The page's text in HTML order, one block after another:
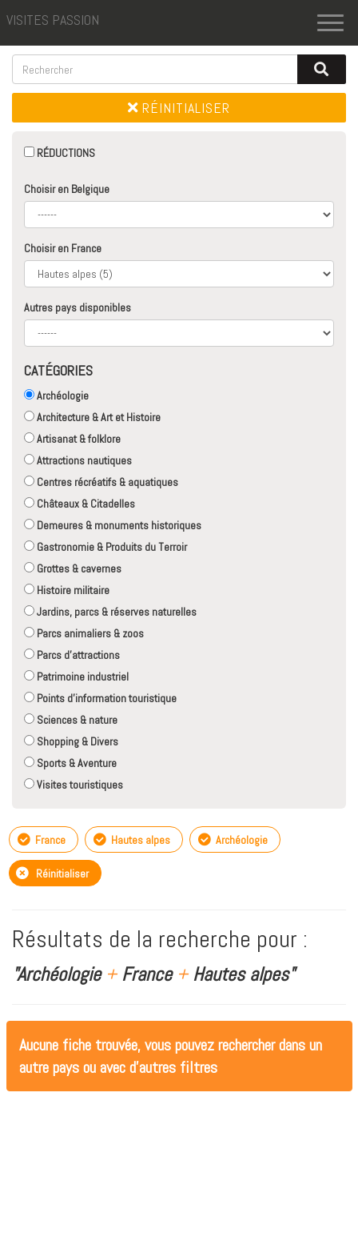
VISITES PASSION
RÉINITIALISER
RÉDUCTIONS
Choisir en Belgique
Choisir en France
Autres pays disponibles
CATÉGORIES
Archéologie
Architecture & Art et Histoire
Artisanat & folklore
Attractions nautiques
Centres récréatifs & aquatiques
Châteaux & Citadelles
Demeures & monuments historiques
Gastronomie & Produits du Terroir
Grottes & cavernes
Histoire militaire
Jardins, parcs & réserves naturelles
Parcs animaliers & zoos
Parcs d'attractions
Patrimoine industriel
Points d'information touristique
Sciences & nature
Shopping & Divers
Sports & Aventure
Visites touristiques
France Hautes alpes Archéologie
Réinitialiser
Résultats de la recherche pour :
"Archéologie +France +Hautes alpes"
Aucune fiche trouvée, vous pouvez rechercher dans un
autre pays ou avec d'autres filtres